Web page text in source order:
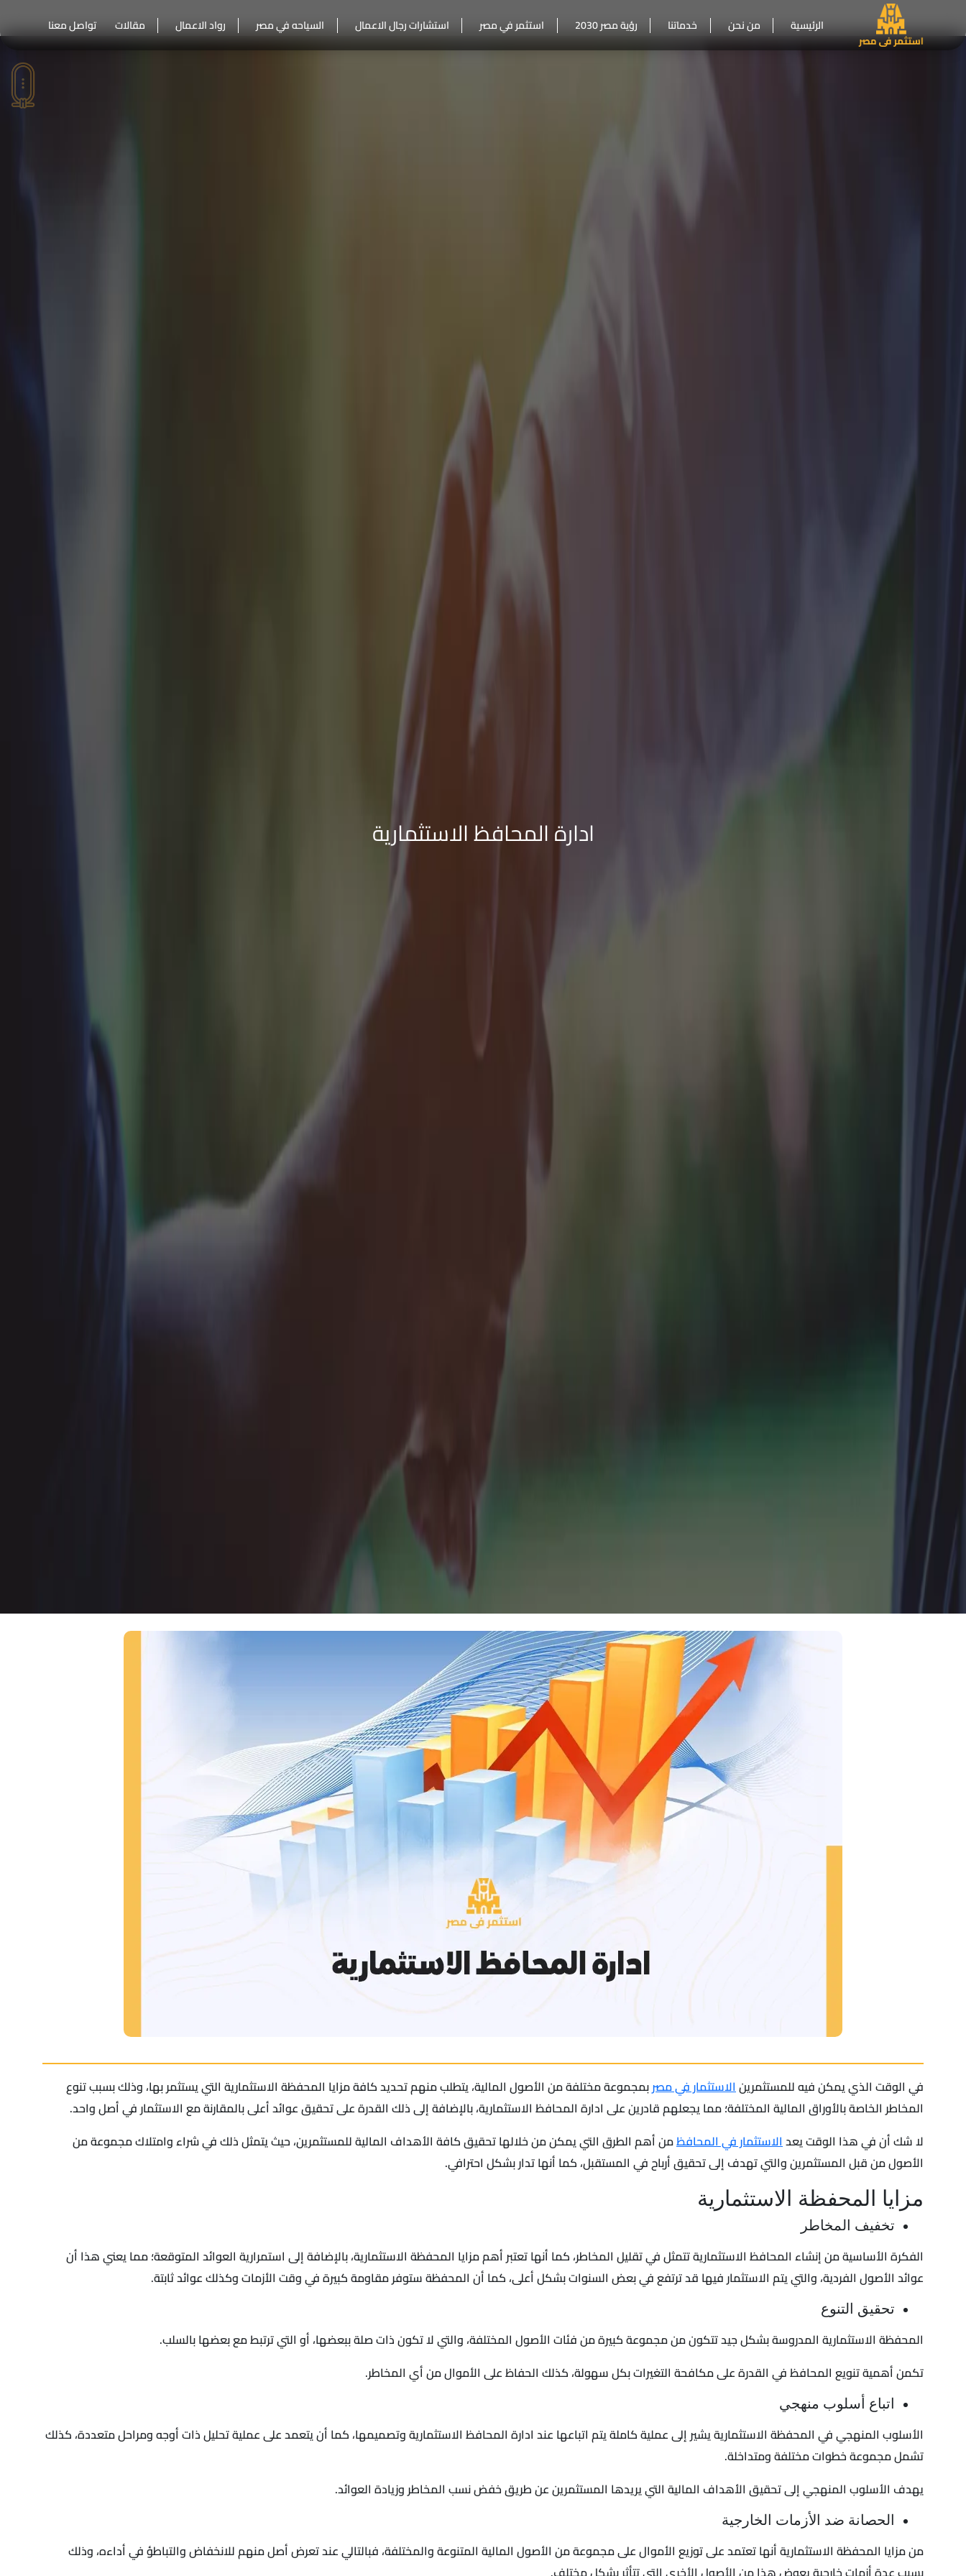
الرئيسية من نحن خدماتنا رؤية مصر 2030 استثمر في مصر استشارات رجال الاعمال السياحه في مصر رواد الاعمال مقالات تواصل معنا
ادارة المحافظ الاستثمارية
في الوقت الذي يمكن فيه للمستثمرينالاستثمار في مصربمجموعة مختلفة من الأصول المالية، يتطلب منهم تحديد كافة مزايا المحفظة الاستثمارية التي يستثمر بها، وذلك بسبب تنوع
المخاطر الخاصة بالأوراق المالية المختلفة؛ مما يجعلهم قادرين على ادارة المحافظ الاستثمارية، بالإضافة إلى ذلك القدرة على تحقيق عوائد أعلى بالمقارنة مع الاستثمار في أصل واحد.
لا شك أن في هذا الوقت يعدالاستثمار في المحافظمن أهم الطرق التي يمكن من خلالها تحقيق كافة الأهداف المالية للمستثمرين، حيث يتمثل ذلك في شراء وامتلاك مجموعة من
الأصول من قبل المستثمرين والتي تهدف إلى تحقيق أرباح في المستقبل، كما أنها تدار بشكل احترافي.
مزايا المحفظة الاستثمارية
تخفيف المخاطر
الفكرة الأساسية من إنشاء المحافظ الاستثمارية تتمثل في تقليل المخاطر، كما أنها تعتبر أهم مزايا المحفظة الاستثمارية، بالإضافة إلى استمرارية العوائد المتوقعة؛ مما يعني هذا أن
عوائد الأصول الفردية، والتي يتم الاستثمار فيها قد ترتفع في بعض السنوات بشكل أعلى، كما أن المحفظة ستوفر مقاومة كبيرة في وقت الأزمات وكذلك عوائد ثابتة.
تحقيق التنوع
المحفظة الاستثمارية المدروسة بشكل جيد تتكون من مجموعة كبيرة من فئات الأصول المختلفة، والتي لا تكون ذات صلة ببعضها، أو التي ترتبط مع بعضها بالسلب.
تكمن أهمية تنويع المحافظ في القدرة على مكافحة التغيرات بكل سهولة، كذلك الحفاظ على الأموال من أي المخاطر.
اتباع أسلوب منهجي
الأسلوب المنهجي في المحفظة الاستثمارية يشير إلى عملية كاملة يتم اتباعها عند ادارة المحافظ الاستثمارية وتصميمها، كما أن يتعمد على عملية تحليل ذات أوجه ومراحل متعددة، كذلك
تشمل مجموعة خطوات مختلفة ومتداخلة.
يهدف الأسلوب المنهجي إلى تحقيق الأهداف المالية التي يريدها المستثمرين عن طريق خفض نسب المخاطر وزيادة العوائد.
الحصانة ضد الأزمات الخارجية
من مزايا المحفظة الاستثمارية أنها تعتمد على توزيع الأموال على مجموعة من الأصول المالية المتنوعة والمختلفة، فبالتالي عند تعرض أصل منهم للانخفاض والتباطؤ في أداءه، وذلك